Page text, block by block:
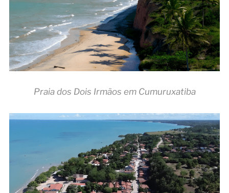
Praia dos Dois Irmãos em Cumuruxatiba